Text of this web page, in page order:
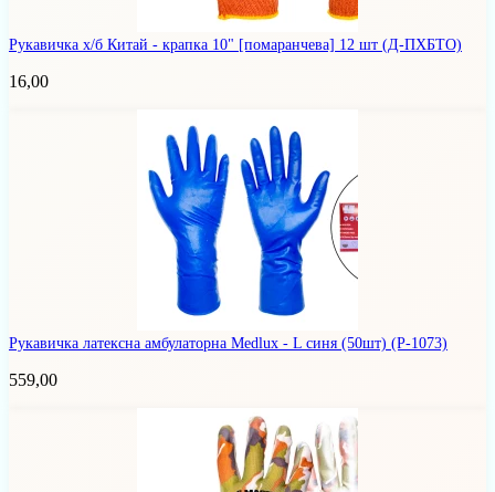
Рукавичка х/б Китай - крапка 10" [помаранчева] 12 шт (Д-ПХБТО)
16,00
Рукавичка латексна амбулаторна Medlux - L синя (50шт) (Р-1073)
559,00